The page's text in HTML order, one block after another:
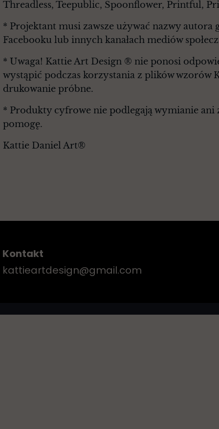
Threadless, Teepublic, Spoonflower, Printful,
* Projektant musi zawsze używać nazwy
Facebooku lub innych kanałach mediów
* Uwaga! Kattie Art Design ® nie ponosi
wystąpić podczas korzystania z plików wzorów
drukowanie próbne.
* Produkty cyfrowe nie podlegają wymianie ani
pomogę.
Kattie Daniel Art®
Kontakt
kattieartdesign@gmail.com